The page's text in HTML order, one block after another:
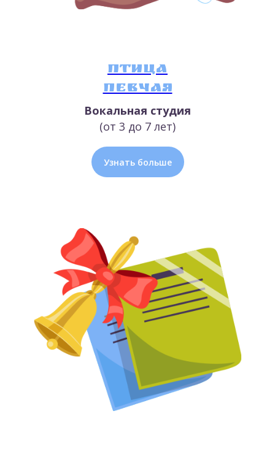
Птица
певчая
Вокальная студия
(от 3 до 7 лет)
Узнать больше